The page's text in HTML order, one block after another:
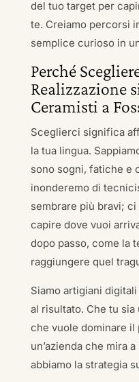
del tuo target per
te. Creiamo percorsi
semplice curioso in
Perché
Realizzazione
Ceramisti a
Sceglierci significa
la tua lingua.
sono sogni, fatiche e
inonderemo di
sembrare più bravi;
capire dove vuoi
dopo passo, come la
raggiungere quel
Siamo artigiani
al risultato. Che tu
che vuole dominare
un’azienda che mira
abbiamo la strategia